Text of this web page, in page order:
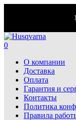
0
О компании
Доставка
Оплата
Гарантия и
Контакты
Политика
Правила